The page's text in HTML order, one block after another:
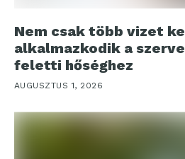
Nem csak több vizet
alkalmazkodik a
feletti hőséghez
AUGUSZTUS 1, 2026